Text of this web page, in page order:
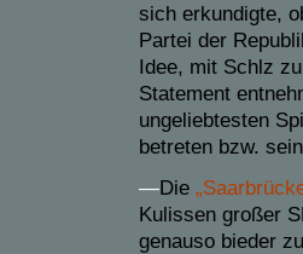
sich erkundigte,
Partei der
Idee, mit Schlz
Statement
ungeliebtesten
betreten bzw.
—Die
Kulissen großer
genauso bieder